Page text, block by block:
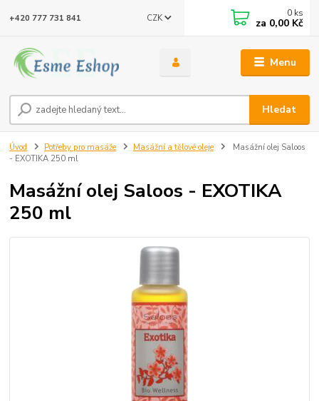
Menu
CZK
Hledat
+420 777 731 841 0 ks
za 0,00 Kč
Úvod Potřeby pro masáže Masážní a tělové oleje
Masážní olej Saloos
- EXOTIKA 250 ml
Masážní olej Saloos - EXOTIKA
250 ml